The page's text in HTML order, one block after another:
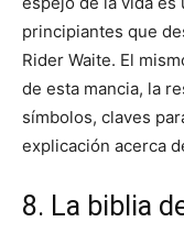
principiantes que
Rider Waite. El
de esta mancia, la
símbolos, claves
explicación acerca
8. La biblia